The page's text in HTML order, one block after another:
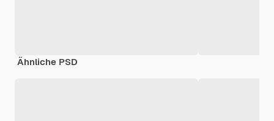
Ähnliche PSD